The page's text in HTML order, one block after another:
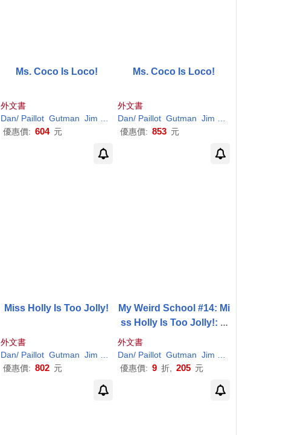
Ms. Coco Is Loco!
外文書
Dan/ Paillot Gutman Jim
優惠價: 604 元
Ms. Coco Is Loco!
外文書
Dan/ Paillot Gutman Jim
優惠價: 853 元
Miss Holly Is Too Jolly!
外文書
Dan/ Paillot Gutman Jim
優惠價: 802 元
My Weird School #14: Mi
ss Holly Is Too Jolly!: A
Christmas Holiday Book
for Kids
外文書
Dan/ Paillot Gutman Jim
優惠價: 9 折, 205 元